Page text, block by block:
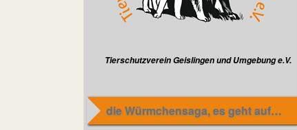
Tierschutzverein Geislingen und Umgebung e.V.
die Würmchensaga, es geht aufwärts